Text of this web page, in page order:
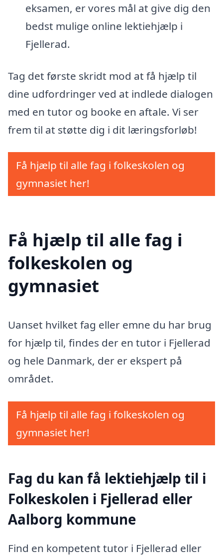
eksamen, er vores mål at give dig den
bedst mulige online lektiehjælp i
Fjellerad.
Tag det første skridt mod at få hjælp til
dine udfordringer ved at indlede dialogen
med en tutor og booke en aftale. Vi ser
frem til at støtte dig i dit læringsforløb!
Få hjælp til alle fag i folkeskolen og
gymnasiet her!
Få hjælp til alle fag i
folkeskolen og
gymnasiet
Uanset hvilket fag eller emne du har brug
for hjælp til, findes der en tutor i Fjellerad
og hele Danmark, der er ekspert på
området.
Få hjælp til alle fag i folkeskolen og
gymnasiet her!
Fag du kan få lektiehjælp til i
Folkeskolen i Fjellerad eller
Aalborg kommune
Find en kompetent tutor i Fjellerad eller